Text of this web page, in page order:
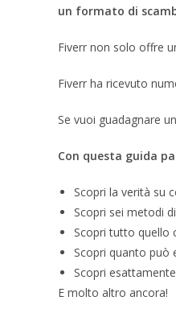
un formato di
Fiverr non solo offre
Fiverr ha ricevuto
Se vuoi guadagnare
Con questa guida
Scopri la verità su
Scopri sei metodi
Scopri tutto quello
Scopri quanto può
Scopri
E molto altro ancora!